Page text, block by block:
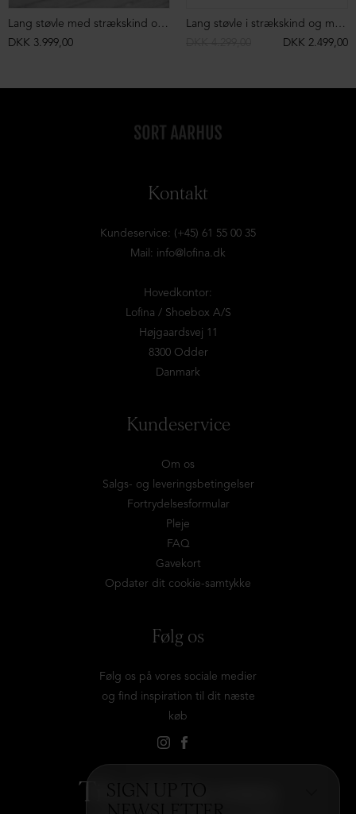
SIGN UP TO
Lang støvle med strækskind og lynlås
DKK 3.999,00
Lang støvle i strækskind og med lynlås
DKK 2.499,00
Kontakt
Kundeservice: (+45) 61 55 00 35
Mail: info@lofina.dk
Hovedkontor:
Lofina / Shoebox A/S
Højgaardsvej 11
8300 Odder
Danmark
Kundeservice
Om os
Salgs- og leveringsbetingelser
Fortrydelsesformular
Pleje
FAQ
Gavekort
Opdater dit cookie-samtykke
Følg os
Følg os på vores sociale medier
og find inspiration til dit næste
køb
Tilmeld dig vores